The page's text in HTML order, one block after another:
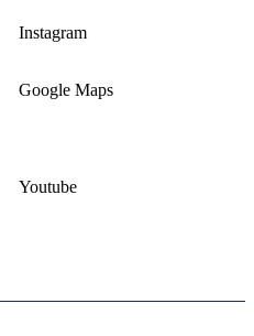
Instagram
Google Maps
Youtube